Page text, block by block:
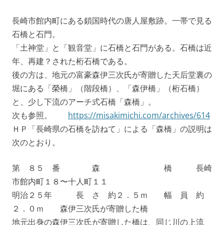
長崎市館内町にある鎖国時代の唐人屋敷跡。一帯で見る
石橋と石門。
「土神堂」と「観音堂」に石橋と石門がある。石橋は近
年、再建？された桁石橋である。
後の方は、地元の富豪森伊三次氏が寄贈した天后堂裏の
堀にある「榮橋」（階段橋）、「森伊橋」（桁石橋）
と、少し下流のアーチ式石橋「森橋」。
次も参照。 https://misakimichi.com/archives/614
ＨＰ「長崎県の石橋を訪ねて」による「森橋」の説明は
次のとおり。
第 ８５ 番 森 橋 長崎
市館内町１８〜十人町１１
明治２５年 長 さ 約２．５ｍ 幅 員 約
２．０ｍ 森伊三次氏が寄贈した橋
地元出身の森伊三次氏が寄贈した橋は、同じ川の上流